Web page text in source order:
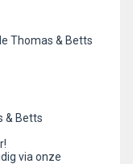
Thomas & Betts
& Betts
via onze